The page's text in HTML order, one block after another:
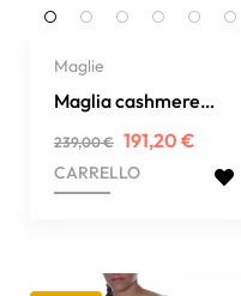
Maglie
Maglia cashmere
collo a cascata
Prezzo
regolare
239,00 € Prezzo
191,20 €
CARRELLO